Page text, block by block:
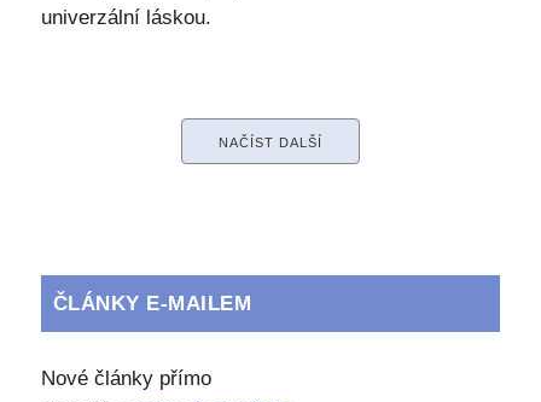
univerzální láskou.
NAČÍST DALŠÍ
ČLÁNKY E-MAILEM
Nové články přímo